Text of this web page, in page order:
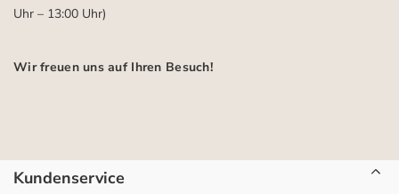
Uhr – 13:00 Uhr)
Wir freuen uns auf Ihren Besuch!
Kundenservice